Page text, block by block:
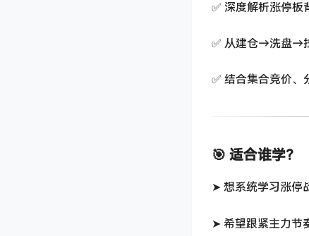
✅ 深度解析涨停板
✅ 从建仓→洗盘→
✅ 结合集合竞价、
🎯 适合谁学？
➤ 想系统学习涨停
➤ 希望跟紧主力节